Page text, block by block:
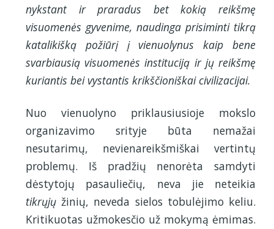
nykstant ir praradus bet kokią reikšmę
visuomenės gyvenime, naudinga prisiminti tikrą
katalikišką požiūrį į vienuolynus kaip bene
svarbiausią visuomenės instituciją ir jų reikšmę
kuriantis bei vystantis krikščioniškai civilizacijai.
Nuo vienuolyno priklausiusioje mokslo
organizavimo srityje būta nemažai
nesutarimų, nevienareikšmiškai vertintų
problemų. Iš pradžių nenorėta samdyti
dėstytojų pasauliečių, neva jie neteikia
tikrųjų žinių, neveda sielos tobulėjimo keliu.
Kritikuotas užmokesčio už mokymą ėmimas.